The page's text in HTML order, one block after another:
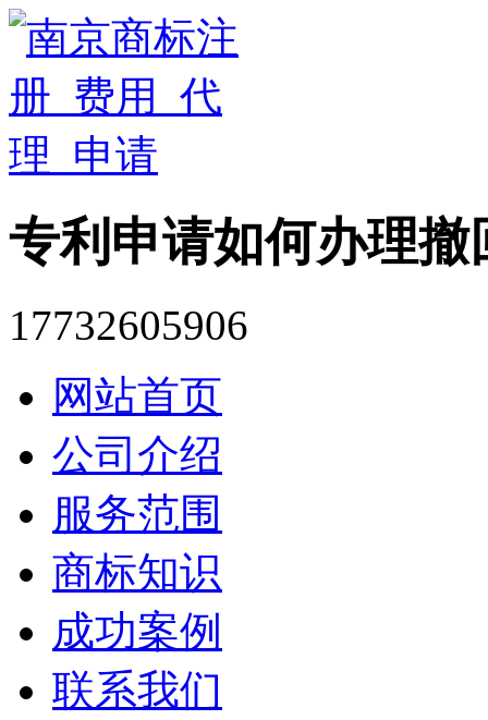
专利申请如何办理撤
17732605906
网站首页
公司介绍
服务范围
商标知识
成功案例
联系我们